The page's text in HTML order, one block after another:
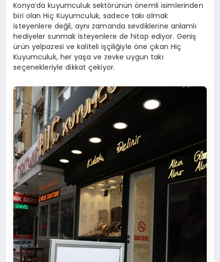
Konya’da kuyumculuk sektörünün önemli isimlerinden
biri olan Hiç Kuyumculuk, sadece takı almak
isteyenlere değil, aynı zamanda sevdiklerine anlamlı
hediyeler sunmak isteyenlere de hitap ediyor. Geniş
ürün yelpazesi ve kaliteli işçiliğiyle öne çıkan Hiç
Kuyumculuk, her yaşa ve zevke uygun takı
seçenekleriyle dikkat çekiyor.